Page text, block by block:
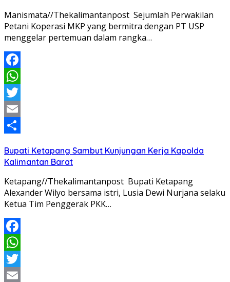
Manismata//Thekalimantanpost Sejumlah Perwakilan
Petani Koperasi MKP yang bermitra dengan PT USP
menggelar pertemuan dalam rangka…
Facebook
WhatsApp
Twitter
Email
Bupati Ketapang Sambut Kunjungan Kerja Kapolda
Kalimantan Barat
Ketapang//Thekalimantanpost Bupati Ketapang
Alexander Wilyo bersama istri, Lusia Dewi Nurjana selaku
Ketua Tim Penggerak PKK…
Facebook
WhatsApp
Twitter